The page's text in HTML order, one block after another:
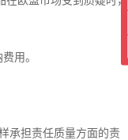
用。
承担责任质量方面的责